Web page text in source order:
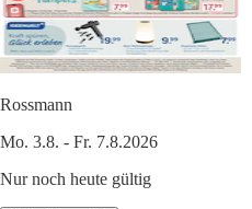
Rossmann
Mo. 3.8. - Fr. 7.8.2026
Nur noch heute gültig